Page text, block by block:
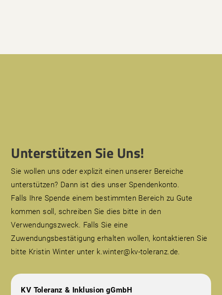
Unterstützen Sie Uns!
Sie wollen uns oder explizit einen unserer Bereiche
unterstützen? Dann ist dies unser Spendenkonto.
Falls Ihre Spende einem bestimmten Bereich zu Gute
kommen soll, schreiben Sie dies bitte in den
Verwendungszweck. Falls Sie eine
Zuwendungsbestätigung erhalten wollen, kontaktieren Sie
bitte Kristin Winter unter k.winter@kv-toleranz.de.
KV Toleranz & Inklusion gGmbH